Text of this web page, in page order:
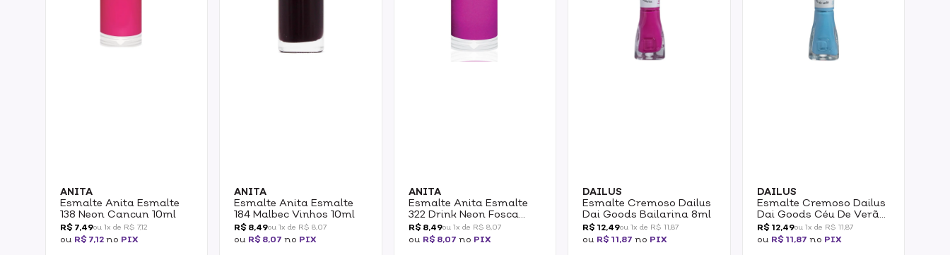
ANITA
Esmalte Anita Esmalte
138 Neon Cancun 10ml
R$ 7,49ou 1x de R$ 7,12
ou R$ 7,12 no PIX
ANITA
Esmalte Anita Esmalte
184 Malbec Vinhos 10ml
R$ 8,49ou 1x de R$ 8,07
ou R$ 8,07 no PIX
ANITA
Esmalte Anita Esmalte
322 Drink Neon Fosca
10ml
R$ 8,49ou 1x de R$ 8,07
ou R$ 8,07 no PIX
DAILUS
Esmalte Cremoso Dailus
Dai Goods Bailarina 8ml
R$ 12,49ou 1x de R$ 11,87
ou R$ 11,87 no PIX
DAILUS
Esmalte Cremoso Dailus
Dai Goods Céu De Verão
8ml
R$ 12,49ou 1x de R$ 11,87
ou R$ 11,87 no PIX